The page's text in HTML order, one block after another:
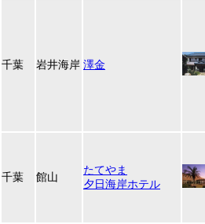
千葉 岩井海岸 澤金
千葉 館山
たてやま
夕日海岸ホテル